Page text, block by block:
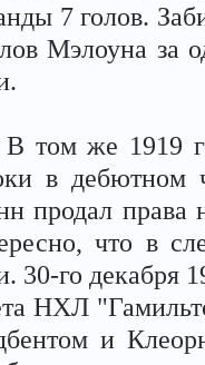
7 голов.
Мэлоуна за
же 1919
в дебютном
продал права
что в
30-го декабря
НХЛ
и